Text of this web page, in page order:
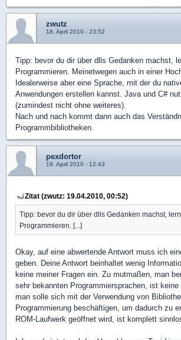
zwutz
18. April 2010 - 23:52
Tipp: bevor du dir über dlls Gedanken machst,
Programmieren. Meinetwegen auch in einer
Idealerweise aber eine Sprache, mit der du
Anwendungen erstellen kannst. Java und C#
(zumindest nicht ohne weiteres).
Nach und nach kommt dann auch das
Programmbibliotheken.
pexdortor
19. April 2010 - 12:43
Zitat (zwutz: 19.04.2010, 00:52)
Tipp: bevor du dir über dlls Gedanken machst,
Programmieren. [...]
Okay, auf eine abwertende Antwort muss ich
geben. Deine Antwort beinhaltet wenig
keine meiner Fragen ein. Zu mutmaßen, man
sehr bekannten Programmiersprachen, ist keine
man solle sich mit der Verwendung von
Programmierung beschäftigen, um dadurch zu
ROM-Laufwerk geöffnet wird, ist komplett